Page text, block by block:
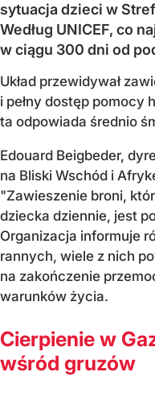
sytuacja dzieci w
Według UNICEF, co
w ciągu 300 dni od
Układ przewidywał
i pełny dostęp pomocy
ta odpowiada średnio
Edouard Beigbeder,
na Bliski Wschód i
"Zawieszenie broni,
dziecka dziennie, jest
Organizacja informuje
rannych, wiele z nich
na zakończenie
warunków życia.
Cierpienie w
wśród gruzów